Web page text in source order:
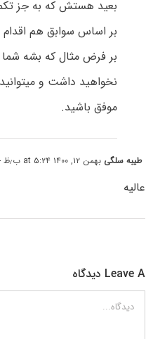
بعید هستش که به جز
بر اساس سوابق هم
بر فرض مثال که بشه شما
نخواهید داشت و
موفق باشید.
طیبه سلگی بهمن ۱۲, ۱۴۰۰ at ۵:۲۴ ب٫ظ
عالیه
Leave A دیدگاه
دیدگاه